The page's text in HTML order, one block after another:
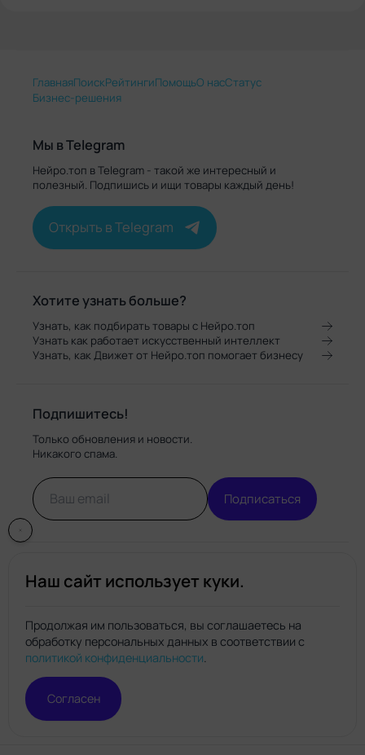
ГлавнаяПоискРейтингиПомощьО насСтатус
Бизнес-решения
Мы в Telegram
Нейро.топ в Telegram - такой же интересный и
полезный. Подпишись и ищи товары каждый день!
Открыть в Telegram
Хотите узнать больше?
Узнать, как подбирать товары с Нейро.топ
Узнать как работает искусственный интеллект
Узнать, как Движет от Нейро.топ помогает бизнесу
Подпишитесь!
Только обновления и новости.
Никакого спама.
Подписаться
Нейро.топ
© Нейро.топ 2026. Все права защищены.
Политика конфиденциальности
сайтом
Наш сайт использует куки.
Продолжая им пользоваться, вы соглашаетесь на
обработку персональных данных в соответствии с
политикой конфиденциальности.
Согласен